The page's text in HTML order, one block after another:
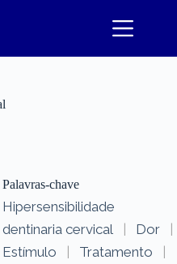
Palavras-chave
Hipersensibilidade
dentinaria cervical
| Dor
|
Estímulo
| Tratamento
|